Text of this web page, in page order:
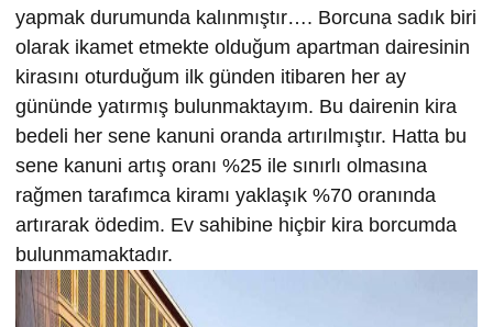
yapmak durumunda kalınmıştır…. Borcuna sadık biri
olarak ikamet etmekte olduğum apartman dairesinin
kirasını oturduğum ilk günden itibaren her ay
gününde yatırmış bulunmaktayım. Bu dairenin kira
bedeli her sene kanuni oranda artırılmıştır. Hatta bu
sene kanuni artış oranı %25 ile sınırlı olmasına
rağmen tarafımca kiramı yaklaşık %70 oranında
artırarak ödedim. Ev sahibine hiçbir kira borcumda
bulunmamaktadır.